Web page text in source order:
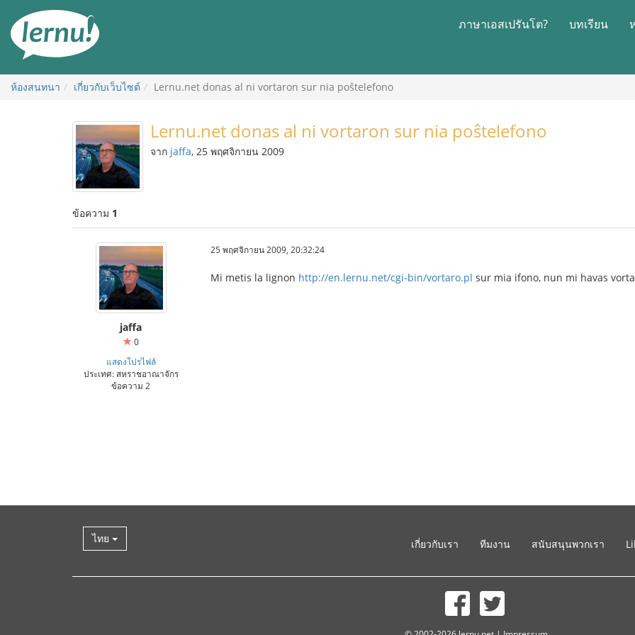
สารบัญ
ภาษาเอสเปรันโต? บทเรียน
ห้องสนทนา เกี่ยวกับเว็บไซต์ Lernu.net donas al ni vortaron sur nia poŝtelefono
Lernu.net donas al ni vortaron sur nia poŝtelefono
จาก jaffa, 25 พฤศจิกายน 2009
ข้อความ 1
jaffa
0
แสดงโปรไฟล์
ประเทศ: สหราชอาณาจักร
ข้อความ 2
25 พฤศจิกายน 2009, 20:32:24
Mi metis la lignon http://en.lernu.net/cgi-bin/vortaro.pl sur mia ifono, nun mi havas
ไทย เกี่ยวกับเรา ทีมงาน สนับสนุนพวกเรา